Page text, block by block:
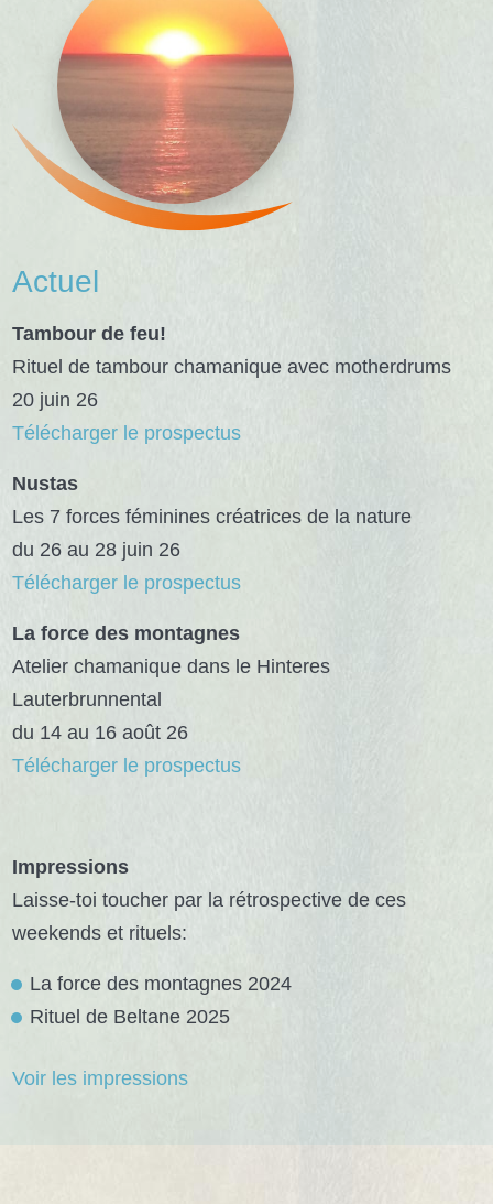
Actuel
Tambour de feu!
Rituel de tambour chamanique avec motherdrums
20 juin 26
Télécharger le prospectus
Nustas
Les 7 forces féminines créatrices de la nature
du 26 au 28 juin 26
Télécharger le prospectus
La force des montagnes
Atelier chamanique dans le Hinteres
Lauterbrunnental
du 14 au 16 août 26
Télécharger le prospectus
Impressions
Laisse-toi toucher par la rétrospective de ces
weekends et rituels:
La force des montagnes 2024
Rituel de Beltane 2025
Voir les impressions